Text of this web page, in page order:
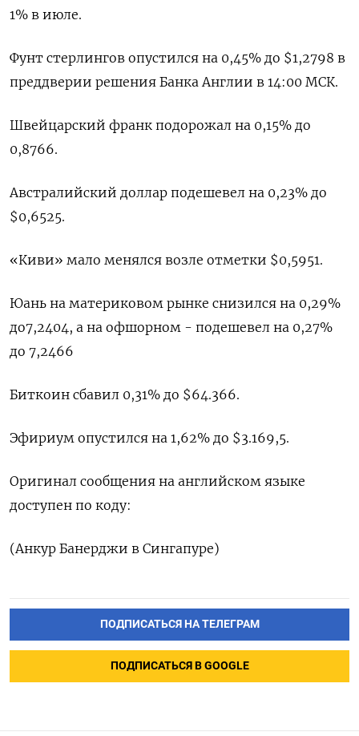
1% в июле.
Фунт стерлингов опустился на 0,45% до $1,2798​ в
преддверии решения Банка Англии в 14:00 МСК.
Швейцарский франк подорожал на 0,15% до
0,8766.
Австралийский доллар подешевел на 0,23% до
$0,6525​.
«Киви» мало менялся возле отметки $0,5951.
Юань на материковом рынке снизился на 0,29%
до​ 7,2404​, а на офшорном - подешевел на 0,27%
до 7,2466
Биткоин сбавил 0,31% до $64.366.
Эфириум опустился на 1,62% до $3.169,5.
Оригинал сообщения на английском языке
доступен по коду:
(Анкур Банерджи в Сингапуре)
ПОДПИСАТЬСЯ НА ТЕЛЕГРАМ
ПОДПИСАТЬСЯ В GOOGLE